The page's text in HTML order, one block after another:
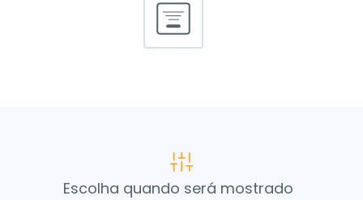
Escolha quando será mostrado